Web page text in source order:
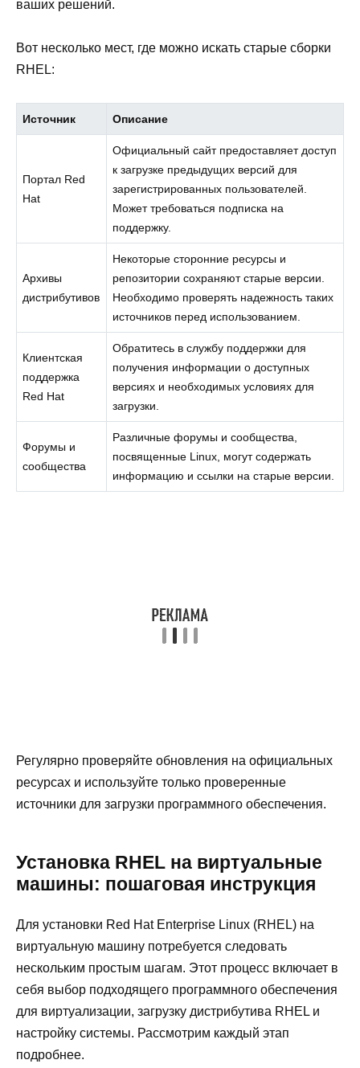
ваших решений.
Вот несколько мест, где можно искать старые сборки
RHEL:
Источник Описание
Портал Red
Hat
Официальный сайт предоставляет доступ
к загрузке предыдущих версий для
зарегистрированных пользователей.
Может требоваться подписка на
поддержку.
Архивы
дистрибутивов
Некоторые сторонние ресурсы и
репозитории сохраняют старые версии.
Необходимо проверять надежность таких
источников перед использованием.
Клиентская
поддержка
Red Hat
Обратитесь в службу поддержки для
получения информации о доступных
версиях и необходимых условиях для
загрузки.
Форумы и
сообщества
Различные форумы и сообщества,
посвященные Linux, могут содержать
информацию и ссылки на старые версии.
Регулярно проверяйте обновления на официальных
ресурсах и используйте только проверенные
источники для загрузки программного обеспечения.
Установка RHEL на виртуальные
машины: пошаговая инструкция
Для установки Red Hat Enterprise Linux (RHEL) на
виртуальную машину потребуется следовать
нескольким простым шагам. Этот процесс включает в
себя выбор подходящего программного обеспечения
для виртуализации, загрузку дистрибутива RHEL и
настройку системы. Рассмотрим каждый этап
подробнее.